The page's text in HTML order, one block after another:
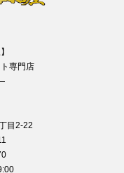
専門店
目2-22